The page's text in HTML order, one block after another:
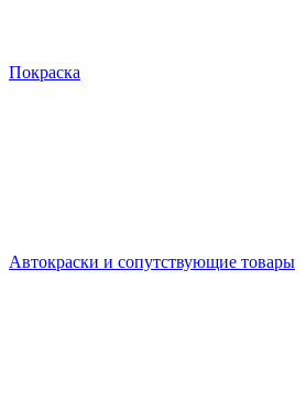
Покраска
Автокраски и сопутствующие товары